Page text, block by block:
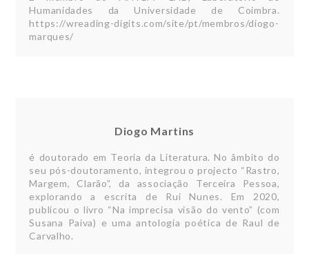
Humanidades da Universidade de Coimbra.
https://wreading-digits.com/site/pt/membros/diogo-
marques/
Diogo Martins
é doutorado em Teoria da Literatura. No âmbito do
seu pós-doutoramento, integrou o projecto “Rastro,
Margem, Clarão”, da associação Terceira Pessoa,
explorando a escrita de Rui Nunes. Em 2020,
publicou o livro “Na imprecisa visão do vento” (com
Susana Paiva) e uma antologia poética de Raul de
Carvalho.